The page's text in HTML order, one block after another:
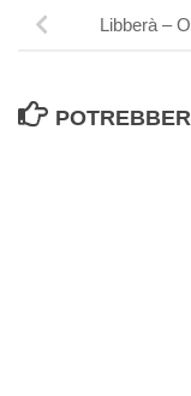
Libberà –